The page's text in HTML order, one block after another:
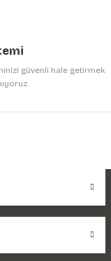
güvenli hale getirmek